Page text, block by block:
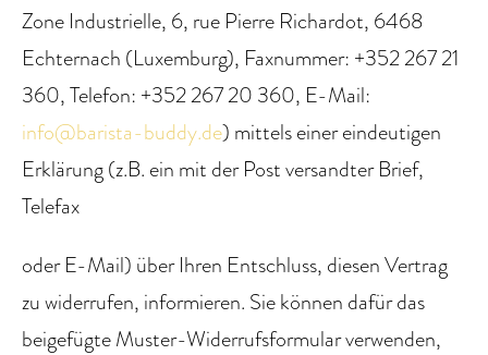
Zone Industrielle, 6, rue Pierre Richardot, 6468
Echternach (Luxemburg), Faxnummer: +352 267 21
360, Telefon: +352 267 20 360, E-Mail:
info@barista-buddy.de) mittels einer eindeutigen
Erklärung (z.B. ein mit der Post versandter Brief,
Telefax
oder E-Mail) über Ihren Entschluss, diesen Vertrag
zu widerrufen, informieren. Sie können dafür das
beigefügte Muster-Widerrufsformular verwenden,